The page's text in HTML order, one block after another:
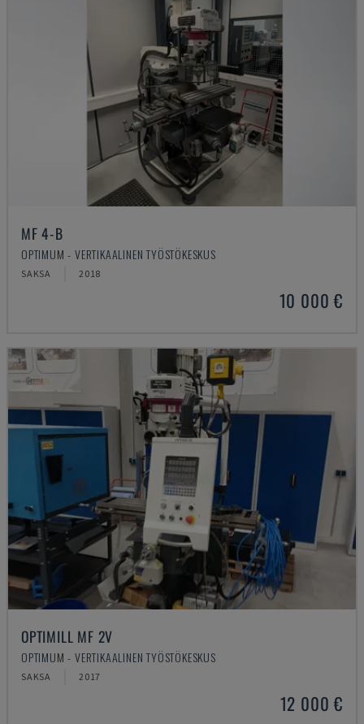
MF 4-B
OPTIMUM - VERTIKAALINEN TYÖSTÖKESKUS
SAKSA 2018
10 000 €
OPTIMILL MF 2V
OPTIMUM - VERTIKAALINEN TYÖSTÖKESKUS
SAKSA 2017
12 000 €